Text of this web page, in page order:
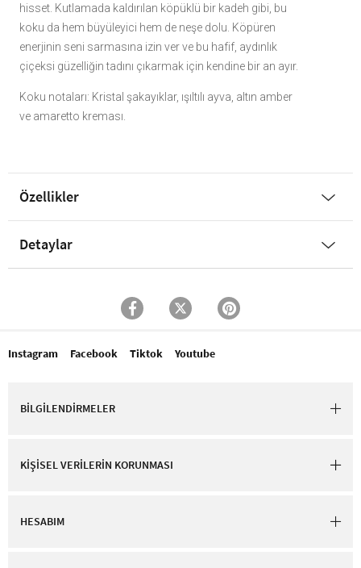
hisset. Kutlamada kaldırılan köpüklü bir kadeh gibi, bu
koku da hem büyüleyici hem de neşe dolu. Köpüren
enerjinin seni sarmasına izin ver ve bu hafif, aydınlık
çiçeksi güzelliğin tadını çıkarmak için kendine bir an ayır.
Koku notaları: Kristal şakayıklar, ışıltılı ayva, altın amber
ve amaretto kreması.
Özellikler
Detaylar
Instagram Facebook Tiktok Youtube
BİLGİLENDİRMELER
KİŞİSEL VERİLERİN KORUNMASI
HESABIM